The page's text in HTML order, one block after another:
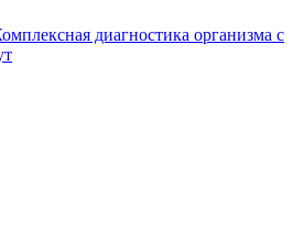
диагностика организма с